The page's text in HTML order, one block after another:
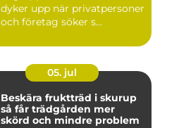
dyker upp när privatpersoner
och företag söker s...
05. jul
Beskära fruktträd i skurup
så får trädgården mer
skörd och mindre problem